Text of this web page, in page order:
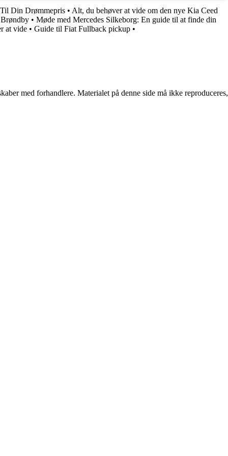
Din Drømmepris • Alt, du behøver at vide om den nye Kia Ceed
• Møde med Mercedes Silkeborg: En guide til at finde din
at vide • Guide til Fiat Fullback pickup •
med forhandlere. Materialet på denne side må ikke reproduceres,